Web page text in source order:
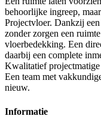
behoorlijke ingreep,
Projectvloer. Dankzij
zonder zorgen een
vloerbedekking. Een
daarbij een complete
Kwalitatief projectmatige
Een team met
nieuw.
Informatie